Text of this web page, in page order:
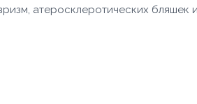
атеросклеротических бляшек